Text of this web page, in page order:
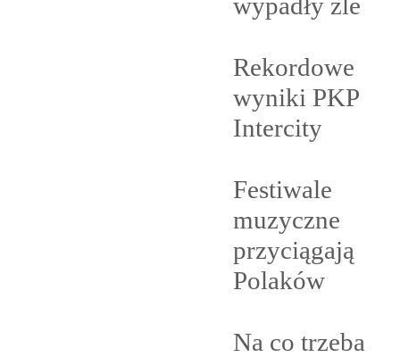
Rekordowe
wyniki PKP
Intercity
Festiwale
muzyczne
przyciągają
Polaków
Na co trzeba